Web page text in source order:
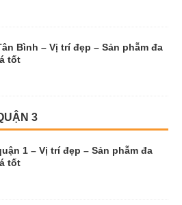
Bình – Vị trí đẹp – Sản phẫm đa
tốt
3
1 – Vị trí đẹp – Sản phẫm đa
tốt